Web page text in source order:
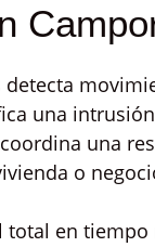
una
una
o
total en tiempo